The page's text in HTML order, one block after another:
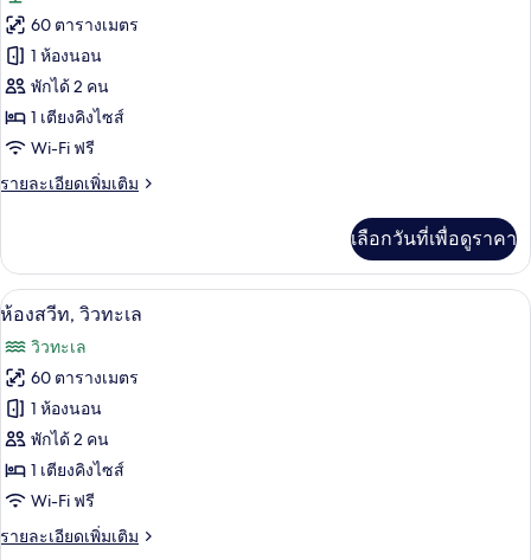
ซ์,
วิว
ทะเล
ทั้งหมด
ของ
ห้อง
สวีท
(Crown)
60 ตารางเมตร
1 ห้องนอน
พักได้ 2 คน
1 เตียงคิงไซส์
Wi-Fi ฟรี
รายละเอียดเพิ่มเติม
ราย
เกี่ยว
กับ
ห้อง
ท
(Crown)
เลือกวันที่เพื่อดูราคา
เปิด
ภาพถ่าย
ทั้งหมด
ของ
ห้อง
สวีท,
วิว
ทะเล
1 ห้องนอน, เครื่องนอนระดับพรีเมียม,
3
ห้องสวีท, วิวทะเล
วิวทะเล
60 ตารางเมตร
1 ห้องนอน
พักได้ 2 คน
1 เตียงคิงไซส์
Wi-Fi ฟรี
รายละเอียดเพิ่มเติม
ราย